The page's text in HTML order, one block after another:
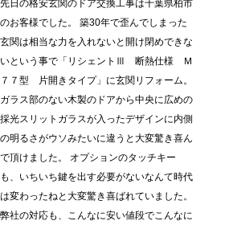
先日の格安玄関のドア交換工事は千葉県柏市
のお客様でした。 築30年で歪んでしまった
玄関は相当な力を入れないと開け閉めできな
いという事で「リシェントⅢ 断熱仕様 Ｍ
７７型 片開きタイプ」に玄関リフォーム。
ガラス部のない木製のドアから中央に広めの
採光スリットガラスが入ったデザインに内側
の明るさがウソみたいに違うと大変驚き喜ん
で頂けました。 オプションのタッチキー
も、いちいち鍵を出す必要がないなんて時代
は変わったねと大変驚き喜ばれていました。
弊社の対応も、こんなに安い値段でこんなに